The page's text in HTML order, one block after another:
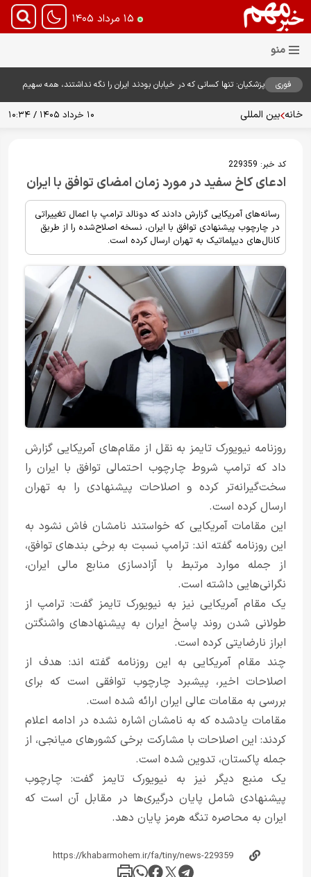
۱۵ مرداد ۱۴۰۵
فوری
پزشکیان: تنها کسانی که در خیابان بودند ایران را نگه نداشتند، همه سهیم
خانه بین المللی ۱۰ خرداد ۱۴۰۵ / ۱۰:۳۴
کد خبر: 229359
ادعای کاخ سفید در مورد زمان امضای توافق با ایران
رسانه‌های آمریکایی گزارش دادند که دونالد ترامپ با اعمال تغییراتی
در چارچوب پیشنهادی توافق با ایران، نسخه اصلاح‌شده را از طریق
کانال‌های دیپلماتیک به تهران ارسال کرده است.
روزنامه نیویورک تایمز به نقل از مقام‌های آمریکایی گزارش
داد که ترامپ شروط چارچوب احتمالی توافق با ایران را
سخت‌گیرانه‌تر کرده و اصلاحات پیشنهادی را به تهران
ارسال کرده است.
این مقامات آمریکایی که خواستند نامشان فاش نشود به
این روزنامه گفته اند: ترامپ نسبت به برخی بندهای توافق،
از جمله موارد مرتبط با آزادسازی منابع مالی ایران،
نگرانی‌هایی داشته است.
یک مقام آمریکایی نیز به نیویورک تایمز گفت: ترامپ از
طولانی شدن روند پاسخ ایران به پیشنهادهای واشنگتن
ابراز نارضایتی کرده است.
چند مقام آمریکایی به این روزنامه گفته اند: هدف از
اصلاحات اخیر، پیشبرد چارچوب توافقی است که برای
بررسی به مقامات عالی ایران ارائه شده است.
مقامات یادشده که به نامشان اشاره نشده در ادامه اعلام
کردند: این اصلاحات با مشارکت برخی کشورهای میانجی، از
جمله پاکستان، تدوین شده است.
یک منبع دیگر نیز به نیویورک تایمز گفت: چارچوب
پیشنهادی شامل پایان درگیری‌ها در مقابل آن است که
ایران به محاصره تنگه هرمز پایان دهد.